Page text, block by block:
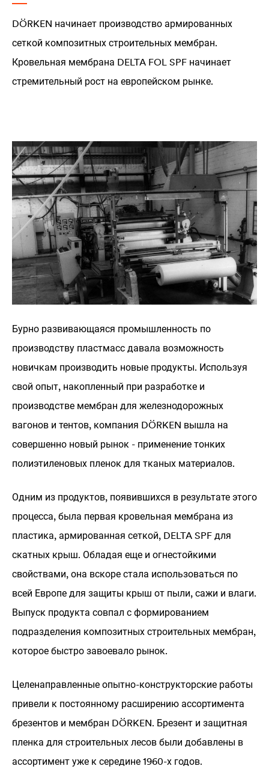
DÖRKEN начинает производство армированных
сеткой композитных строительных мембран.
Кровельная мембрана DELTA FOL SPF начинает
стремительный рост на европейском рынке.
Бурно развивающаяся промышленность по
производству пластмасс давала возможность
новичкам производить новые продукты. Используя
свой опыт, накопленный при разработке и
производстве мембран для железнодорожных
вагонов и тентов, компания DÖRKEN вышла на
совершенно новый рынок - применение тонких
полиэтиленовых пленок для тканых материалов.
Одним из продуктов, появившихся в результате этого
процесса, была первая кровельная мембрана из
пластика, армированная сеткой, DELTA SPF для
скатных крыш. Обладая еще и огнестойкими
свойствами, она вскоре стала использоваться по
всей Европе для защиты крыш от пыли, сажи и влаги.
Выпуск продукта совпал с формированием
подразделения композитных строительных мембран,
которое быстро завоевало рынок.
Целенаправленные опытно-конструкторские работы
привели к постоянному расширению ассортимента
брезентов и мембран DÖRKEN. Брезент и защитная
пленка для строительных лесов были добавлены в
ассортимент уже к середине 1960-х годов.